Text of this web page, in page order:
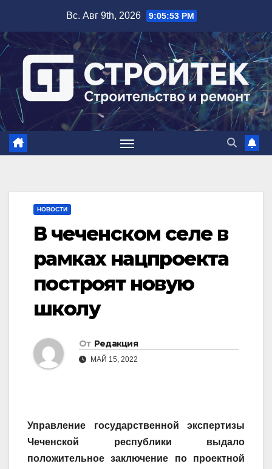
содержимому
Вс. Авг 9th, 2026 9:05:54 PM
НОВОСТИ
В чеченском селе в
рамках нацпроекта
построят новую
школу
От Редакция
МАЙ 15, 2022
Управление государственной экспертизы
Чеченской республики выдало
положительное заключение по проектной